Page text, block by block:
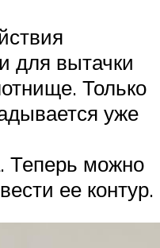
для вытачки
Только
уже
Теперь можно
ее контур.